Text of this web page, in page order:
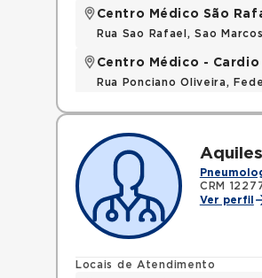
Centro Médico São
Rua Sao Rafael, Sao
Centro Médico -
Rua Ponciano Oliveira,
CRM
Ver perfil
Locais de Atendimento